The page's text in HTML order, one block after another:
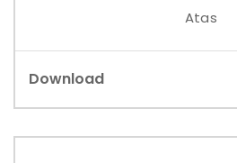
Atas
Download